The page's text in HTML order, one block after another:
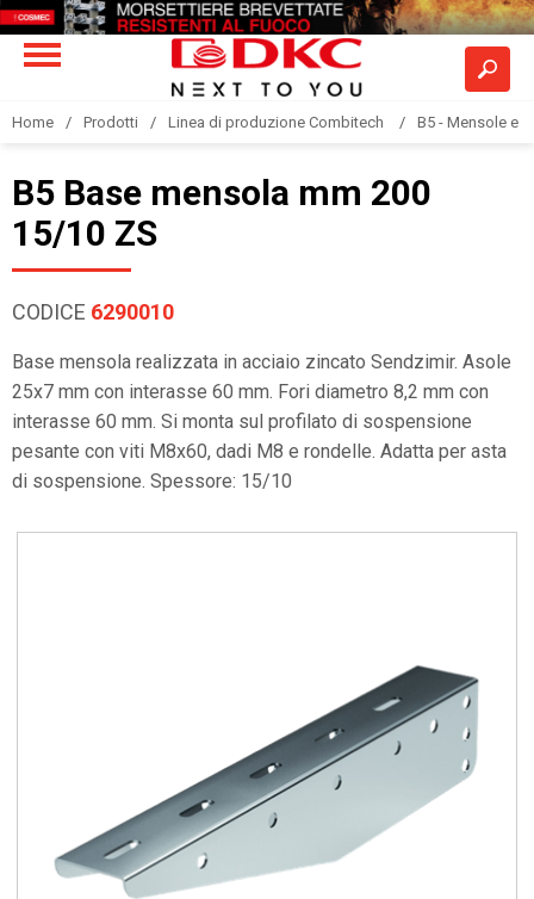
Home Prodotti Linea di produzione Combitech B5 - Mensole e
B5 Base mensola mm 200
15/10 ZS
CODICE 6290010
Base mensola realizzata in acciaio zincato Sendzimir. Asole
25x7 mm con interasse 60 mm. Fori diametro 8,2 mm con
interasse 60 mm. Si monta sul profilato di sospensione
pesante con viti M8x60, dadi M8 e rondelle. Adatta per asta
di sospensione. Spessore: 15/10